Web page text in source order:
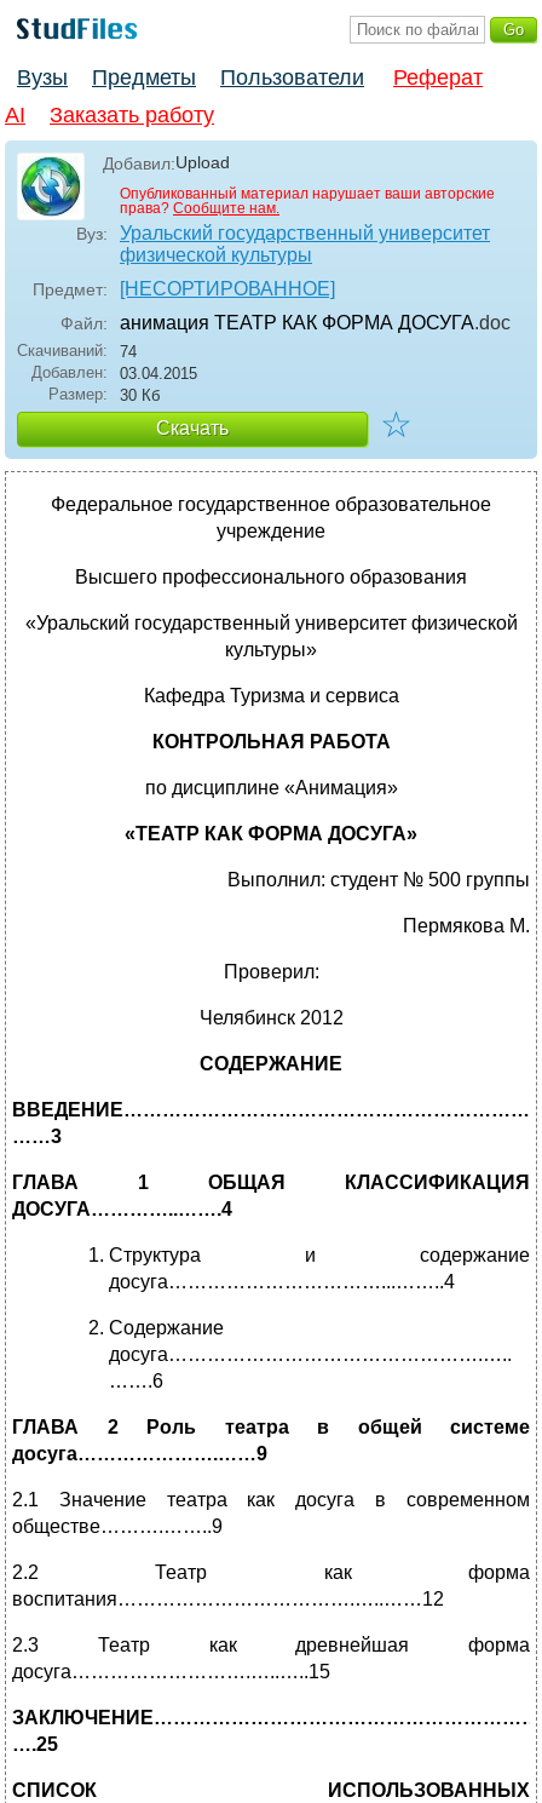
Вузы Предметы Пользователи
Реферат
AI
Заказать работу
Добавил:Upload
Опубликованный материал нарушает ваши авторские
права? Сообщите нам.
Вуз:
Уральский государственный университет
физической культуры
Предмет: [НЕСОРТИРОВАННОЕ]
Файл: анимация ТЕАТР КАК ФОРМА ДОСУГА.doc
Скачиваний:
74
Добавлен:
03.04.2015
Размер:
30 Кб
Скачать ☆
Федеральное государственное образовательное
учреждение
Высшего профессионального образования
«Уральский государственный университет физической
культуры»
Кафедра Туризма и сервиса
КОНТРОЛЬНАЯ РАБОТА
по дисциплине «Анимация»
«ТЕАТР КАК ФОРМА ДОСУГА»
Выполнил: студент № 500 группы
Пермякова М.
Проверил:
Челябинск 2012
СОДЕРЖАНИЕ
……3
ГЛАВА 1 ОБЩАЯ КЛАССИФИКАЦИЯ
ДОСУГА…………..…….4
Структура и содержание
досуга……………………………...……..4
Содержание
досуга………………………………………….…..
…….6
ГЛАВА 2 Роль театра в общей системе
досуга………………….……9
2.1 Значение театра как досуга в современном
обществе……….……..9
2.2 Театр как форма
воспитания……………………………….…..……12
2.3 Театр как древнейшая форма
досуга……………………….…..…..15
….25
СПИСОК ИСПОЛЬЗОВАННЫХ